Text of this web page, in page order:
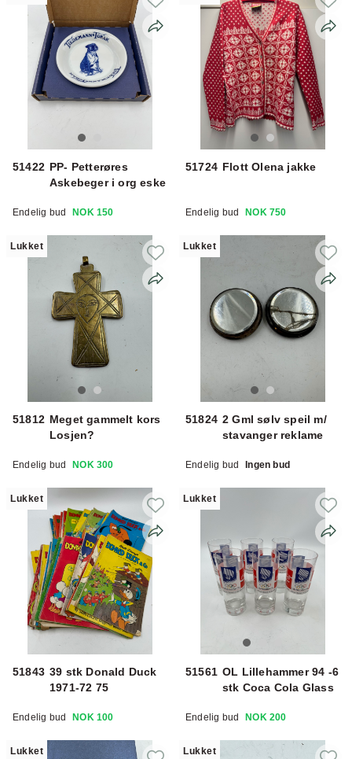
51422 PP- Petterøres
Askebeger i org eske
Endelig bud NOK 150
51724 Flott Olena jakke
Endelig bud NOK 750
Lukket
51812 Meget gammelt kors
Losjen?
Endelig bud NOK 300
Lukket
51824 2 Gml sølv speil m/
stavanger reklame
Endelig bud Ingen bud
Lukket
51843 39 stk Donald Duck
1971-72 75
Endelig bud NOK 100
Lukket
51561 OL Lillehammer 94 -6
stk Coca Cola Glass
Endelig bud NOK 200
Lukket Lukket